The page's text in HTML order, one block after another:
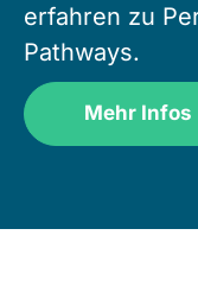
erfahren zu
Pathways.
Mehr Infos